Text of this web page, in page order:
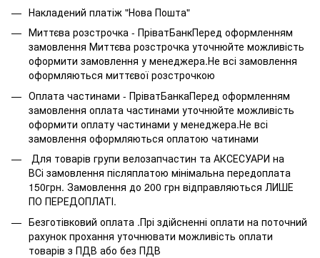
Накладений платіж "Нова Пошта"
Миттєва розстрочка - ПріватБанкПеред оформленням
замовлення Миттєва розстрочка уточнюйте можливість
оформити замовлення у менеджера.Не всі замовлення
оформляються миттєвої розстрочкою
Оплата частинами - ПріватБанкаПеред оформленням
замовлення оплата частинами уточнюйте можливість
оформити оплату частинами у менеджера.Не всі
замовлення оформляються оплатою чатинами
Для товарів групи велозапчастин та АКСЕСУАРИ на
ВСі замовлення післяплатою мінімальна передоплата
150грн. Замовлення до 200 грн відправляються ЛИШЕ
ПО ПЕРЕДОПЛАТІ.
Безготівковий оплата .Прі здійсненні оплати на поточний
рахунок прохання уточнювати можливість оплати
товарів з ПДВ або без ПДВ